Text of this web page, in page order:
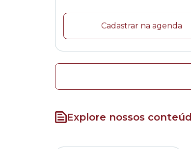
Cadastrar na agenda
Explore nossos